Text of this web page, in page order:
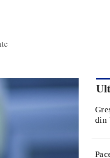
din